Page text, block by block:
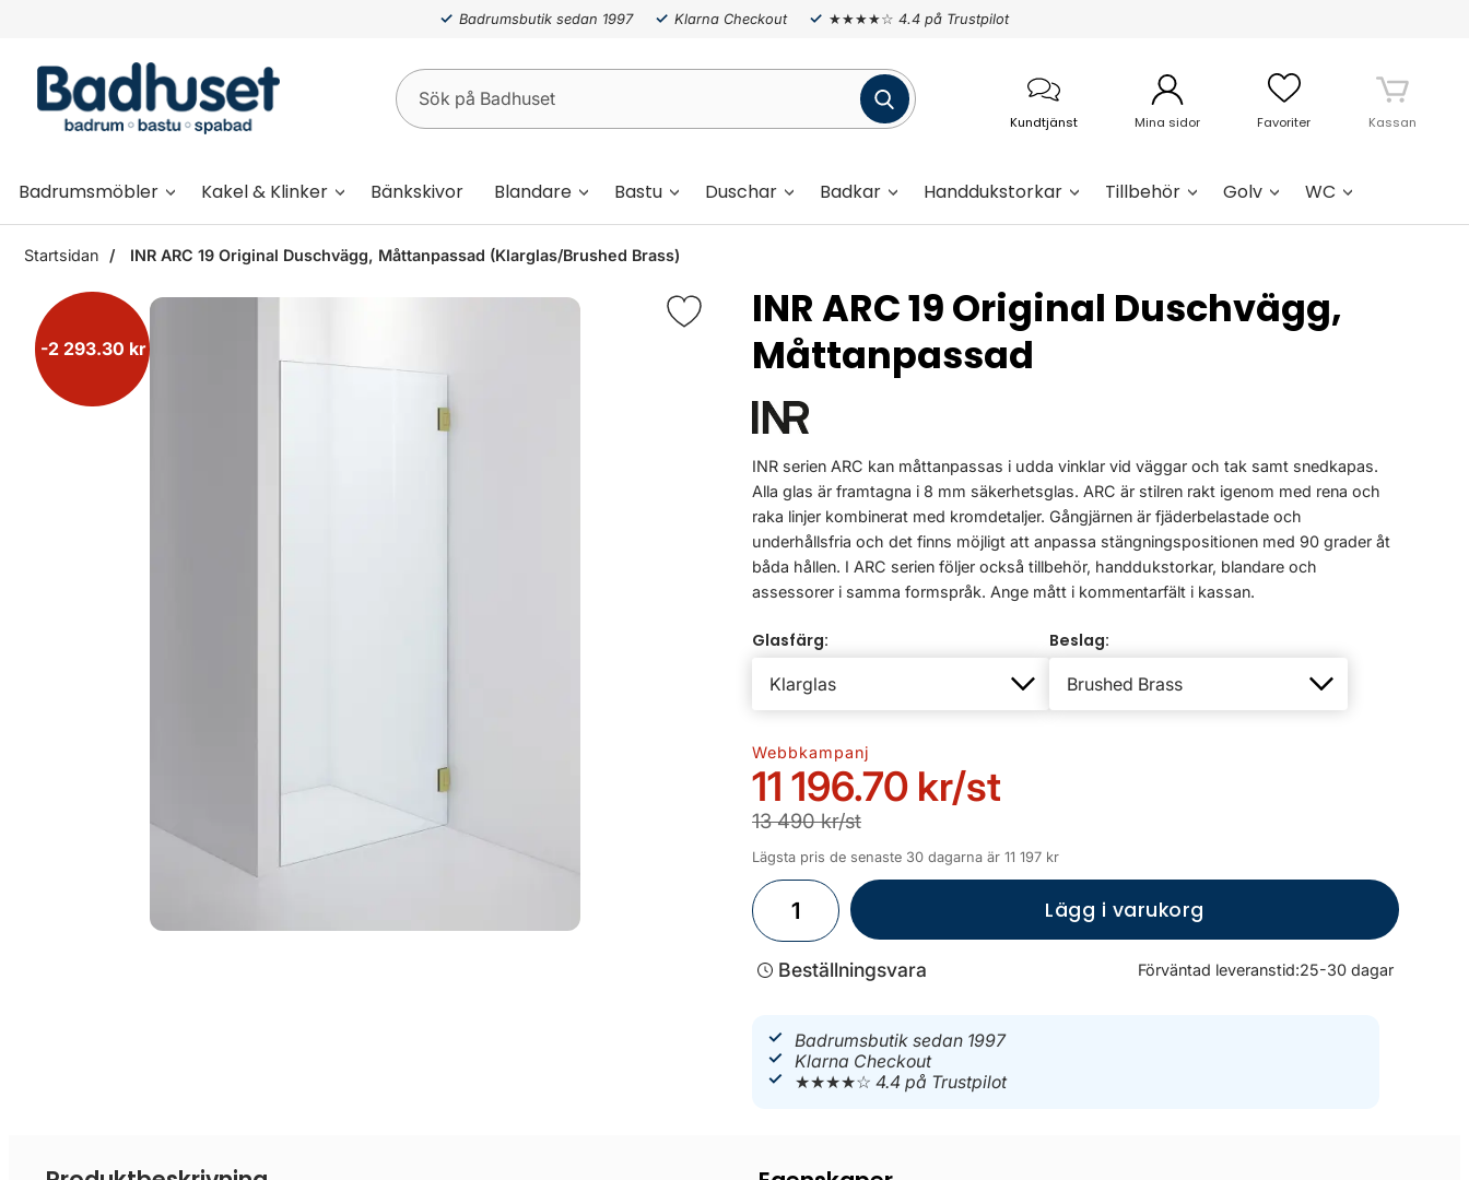
Badrumsbutik sedan 1997 Klarna Checkout ★★★★☆ 4.4 på Trustpilot
Kundtjänst Mina sidor Favoriter Kassan
Badrumsmöbler Kakel & Klinker Bänkskivor Blandare Bastu Duschar Badkar Handdukstorkar Tillbehör Golv WC
Startsidan INR ARC 19 Original Duschvägg, Måttanpassad (Klarglas/Brushed Brass)
-2 293.30 kr
INR ARC 19 Original Duschvägg,
Måttanpassad
INR serien ARC kan måttanpassas i udda vinklar vid väggar och tak samt snedkapas.
Alla glas är framtagna i 8 mm säkerhetsglas. ARC är stilren rakt igenom med rena och
raka linjer kombinerat med kromdetaljer. Gångjärnen är fjäderbelastade och
underhållsfria och det finns möjligt att anpassa stängningspositionen med 90 grader åt
båda hållen. I ARC serien följer också tillbehör, handdukstorkar, blandare och
assessorer i samma formspråk. Ange mått i kommentarfält i kassan.
Glasfärg: Beslag:
Webbkampanj
11 196.70 kr/st
13 490 kr/st
Lägsta pris de senaste 30 dagarna är 11 197 kr
Lägg i varukorg
Beställningsvara Förväntad leveranstid:25-30 dagar
Badrumsbutik sedan 1997
Klarna Checkout
★★★★☆4.4 på Trustpilot